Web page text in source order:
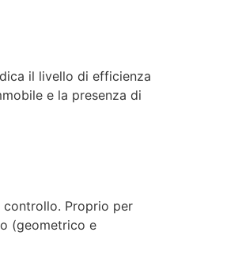
il livello di efficienza
e la presenza di
controllo. Proprio per
(geometrico e